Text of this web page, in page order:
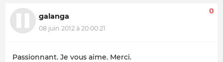
galanga
08 juin 2012 à 20:00:21
0
Passionnant. Je vous aime. Merci.